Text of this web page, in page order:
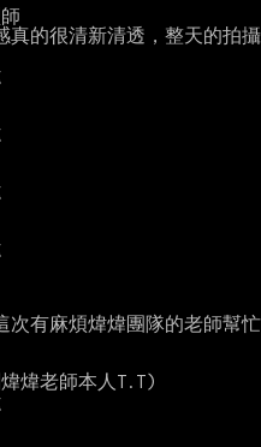
真的很清新清透，整天的拍攝
次有麻煩煒煒團隊的老師幫忙